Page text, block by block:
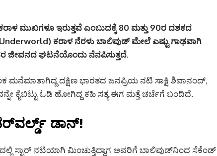
ಮುಖಗಳೂ ಇರುತ್ತವೆ ಎಂಬುದಕ್ಕೆ 80 ಮತ್ತು 90ರ ದಶಕದ
ಕರಾಳ ನೆರಳು ಬಾಲಿವುಡ್ ಮೇಲೆ ಎಷ್ಟು ಗಾಢವಾಗಿ
ಜೀವನದ ಘಟನೆಯೊಂದು ನೆನಪಿಸುತ್ತದೆ.
ಮನೆಮಾತಾಗಿದ್ದ ದಕ್ಷಿಣ ಭಾರತದ ಜನಪ್ರಿಯ ನಟಿ ಸಾಕ್ಷಿ ಶಿವಾನಂದ್,
ಕೈಬಿಟ್ಟು ಓಡಿ ಹೋಗಿದ್ದ ಕಹಿ ಸತ್ಯ ಈಗ ಮತ್ತೆ ಚರ್ಚೆಗೆ ಬಂದಿದೆ.
ಡಾನ್!
ಸ್ಟಾರ್ ನಟಿಯಾಗಿ ಮಿಂಚುತ್ತಿದ್ದಾಗ ಅವರಿಗೆ ಬಾಲಿವುಡ್‌ನಿಂದ ಸೆಕೆಂಡ್